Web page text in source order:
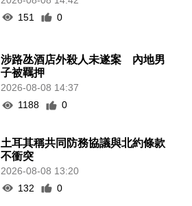
151
0
涉路氹酒店外殺人未遂案 內地男
子被羈押
2026-08-08 14:37
1188
0
土耳其稱共同防務協議與北約條款
不衝突
2026-08-08 13:20
132
0